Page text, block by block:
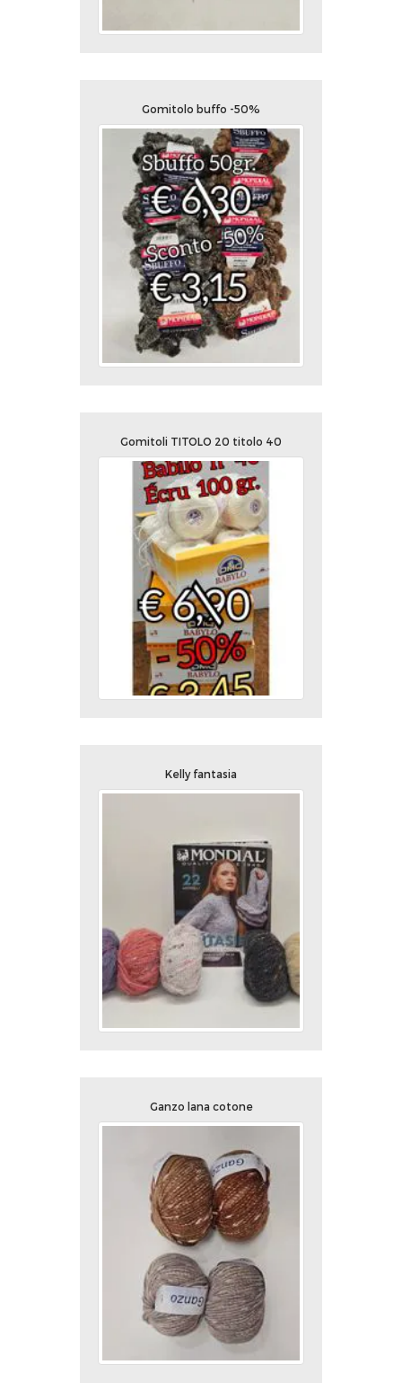
Gomitolo buffo -50%
Gomitoli TITOLO 20 titolo 40
Kelly fantasia
Ganzo lana cotone